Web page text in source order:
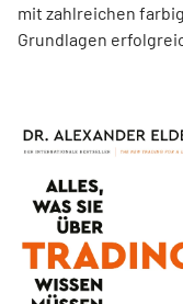
mit zahlreichen
Grundlagen